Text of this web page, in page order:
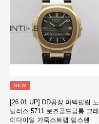
NEW
[26.01 UP] DD공장 파텍필립 노
틸러스 5711 로즈골드금통 그레
이다이얼 가죽스트랩 텅스텐